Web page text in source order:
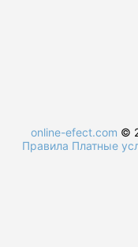
online-efect.com ©
Правила Платные